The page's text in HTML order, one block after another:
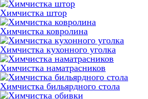
Химчистка штор
Химчистка ковролина
Химчистка кухонного уголка
Химчистка наматрасников
Химчистка бильярдного стола